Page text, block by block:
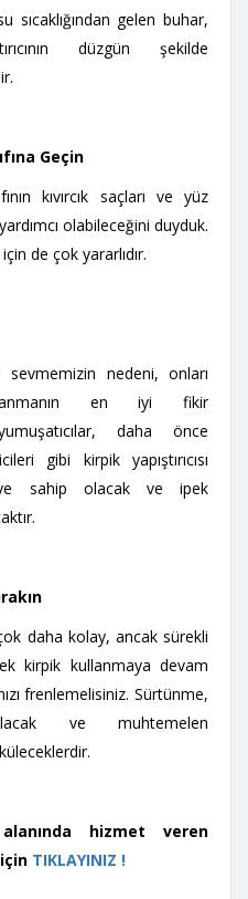
sıcaklığından gelen buhar,
düzgün şekilde
Geçin
kıvırcık saçları ve yüz
yardımcı olabileceğini duyduk.
de çok yararlıdır.
nedeni, onları
en iyi fikir
daha önce
gibi kirpik yapıştırıcısı
sahip olacak ve ipek
daha kolay, ancak sürekli
kirpik kullanmaya devam
frenlemelisiniz. Sürtünme,
ve muhtemelen
hizmet veren
TIKLAYINIZ !